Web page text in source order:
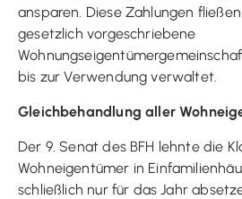
ansparen. Diese Zahlungen
gesetzlich vorgeschriebene
bis zur Verwendung verwaltet.
Gleichbehandlung aller
Der 9. Senat des BFH lehnte die
Wohneigentümer in
schließlich nur für das Jahr